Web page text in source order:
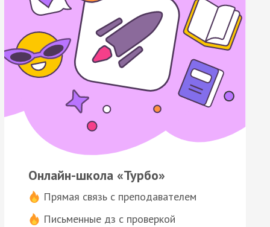
Онлайн-школа «Турбо»
Прямая связь с преподавателем
Письменные дз с проверкой